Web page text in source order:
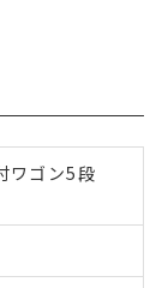
ワゴン5段